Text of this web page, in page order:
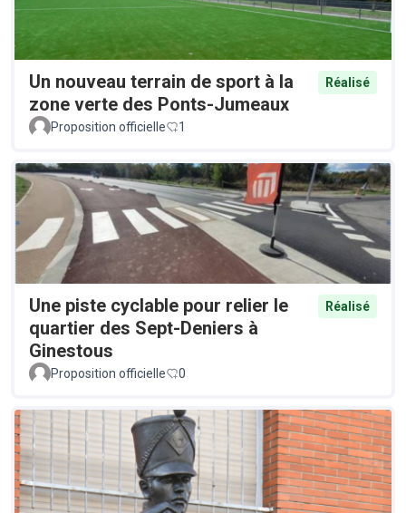
Un nouveau terrain de sport à la
zone verte des Ponts-Jumeaux
Réalisé
Proposition officielle 1
Une piste cyclable pour relier le
quartier des Sept-Deniers à
Ginestous
Réalisé
Proposition officielle 0